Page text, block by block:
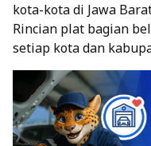
kota-kota di Jawa
Rincian plat bagian
setiap kota dan